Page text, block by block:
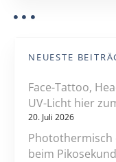
NEUESTE
Face-Tattoo,
UV-Licht hier
20. Juli 2026
Photothermisch
beim